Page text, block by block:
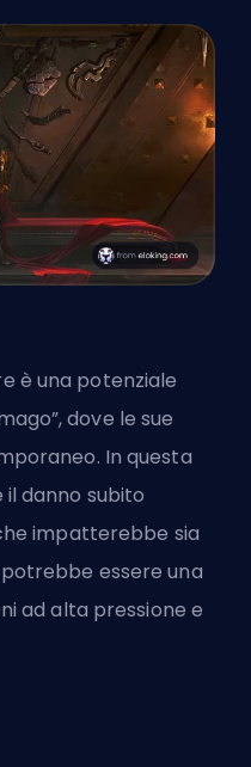
è una potenziale
dove le sue
In questa
danno subito
impatterebbe sia
essere una
ad alta pressione e